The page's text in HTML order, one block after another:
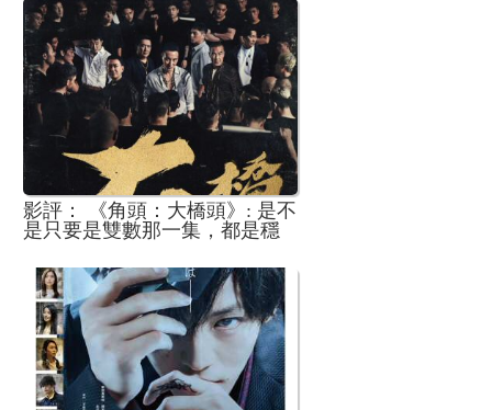
影評： 《角頭：大橋頭》: 是不
是只要是雙數那一集，都是穩